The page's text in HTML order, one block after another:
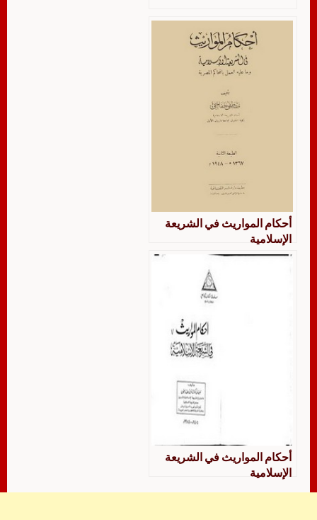
أحكام المواريث في الشريعة
الإسلامية
أحكام المواريث في الشريعة
الإسلامية